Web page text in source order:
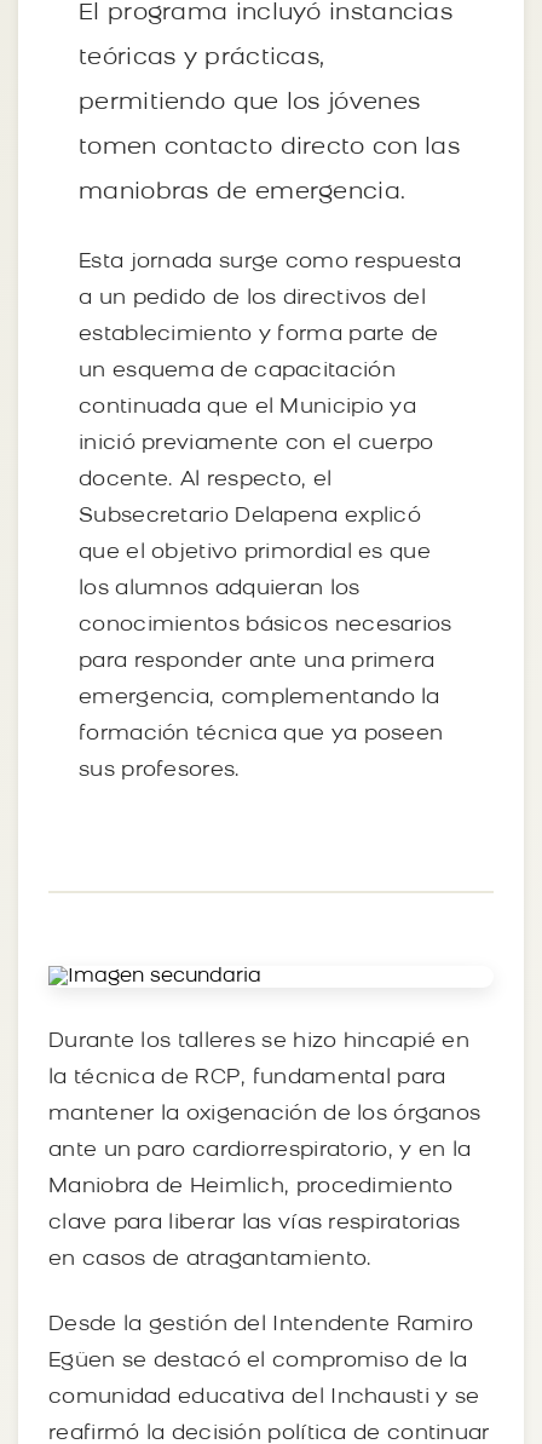
El programa incluyó instancias
teóricas y prácticas,
permitiendo que los jóvenes
tomen contacto directo con las
maniobras de emergencia.
Esta jornada surge como respuesta
a un pedido de los directivos del
establecimiento y forma parte de
un esquema de capacitación
continuada que el Municipio ya
inició previamente con el cuerpo
docente. Al respecto, el
Subsecretario Delapena explicó
que el objetivo primordial es que
los alumnos adquieran los
conocimientos básicos necesarios
para responder ante una primera
emergencia, complementando la
formación técnica que ya poseen
sus profesores.
Durante los talleres se hizo hincapié en
la técnica de RCP, fundamental para
mantener la oxigenación de los órganos
ante un paro cardiorrespiratorio, y en la
Maniobra de Heimlich, procedimiento
clave para liberar las vías respiratorias
en casos de atragantamiento.
Desde la gestión del Intendente Ramiro
Egüen se destacó el compromiso de la
comunidad educativa del Inchausti y se
reafirmó la decisión política de continuar